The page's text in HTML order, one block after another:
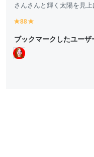
さんさんと輝く太陽を見
y
ll
o
w
88
ll
ブックマークしたユーザ